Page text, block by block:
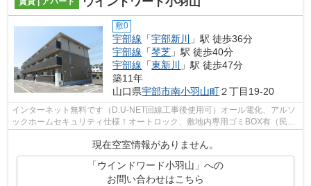
敷0
宇部線 「宇部新川
」駅 徒歩36分
宇部線 「琴芝 」駅 徒歩40分
宇部線 「東新川
」駅 徒歩47分
築11年
山口県宇部市南小羽山町２丁目19-20
インターネット無料です（D.U-NET回線工事後使用可）オール電化、アルソ
ックホームセキュリティ仕様！オートロック、敷地内専用ゴミBOX有（民間
現在空室情報がありません。
「ウインドワード小羽山」への
お問い合わせはこちら